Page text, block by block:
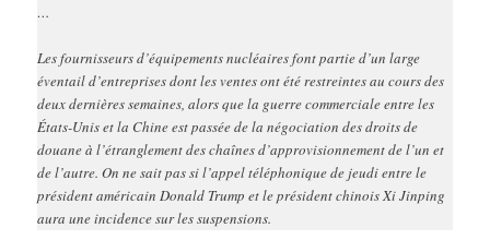
…
Les fournisseurs d’équipements nucléaires font partie d’un large
éventail d’entreprises dont les ventes ont été restreintes au cours des
deux dernières semaines, alors que la guerre commerciale entre les
États-Unis et la Chine est passée de la négociation des droits de
douane à l’étranglement des chaînes d’approvisionnement de l’un et
de l’autre. On ne sait pas si l’appel téléphonique de jeudi entre le
président américain Donald Trump et le président chinois Xi Jinping
aura une incidence sur les suspensions.